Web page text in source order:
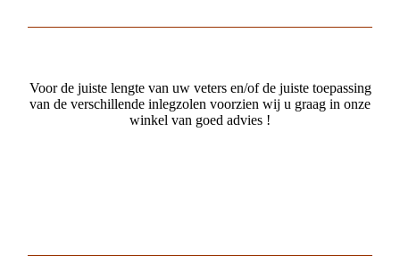
Voor de juiste lengte van uw veters en/of de juiste toepassing
van de verschillende inlegzolen voorzien wij u graag in onze
winkel van goed advies !